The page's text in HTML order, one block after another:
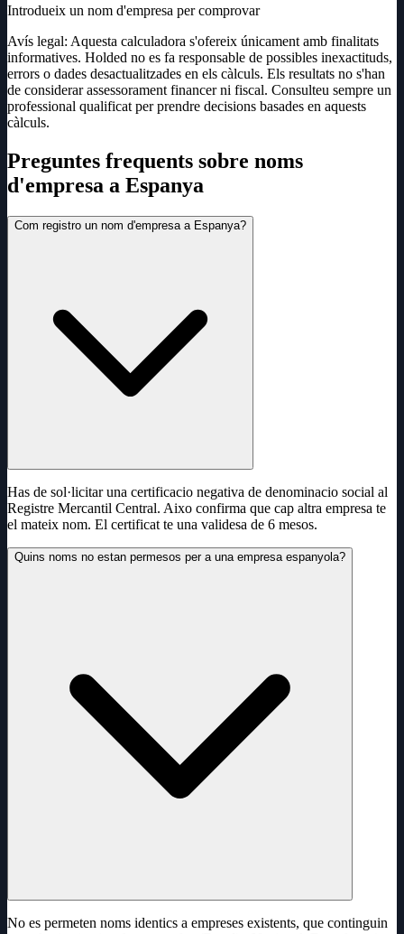
Introdueix un nom d'empresa per comprovar
Avís legal: Aquesta calculadora s'ofereix únicament amb finalitats
informatives. Holded no es fa responsable de possibles inexactituds,
errors o dades desactualitzades en els càlculs. Els resultats no s'han
de considerar assessorament financer ni fiscal. Consulteu sempre un
professional qualificat per prendre decisions basades en aquests
càlculs.
Preguntes frequents sobre noms
d'empresa a Espanya
Com registro un nom d'empresa a Espanya?
Has de sol·licitar una certificacio negativa de denominacio social al
Registre Mercantil Central. Aixo confirma que cap altra empresa te
el mateix nom. El certificat te una validesa de 6 mesos.
Quins noms no estan permesos per a una empresa espanyola?
No es permeten noms identics a empreses existents, que continguin